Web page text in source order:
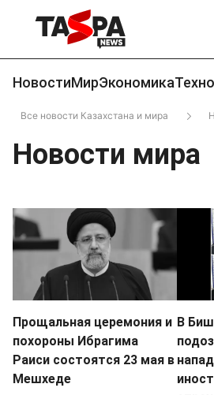
НовостиМирЭкономикаТехно
Все новости Казахстана и мира
Новости мира
Прощальная церемония и
похороны Ибрагима
Раиси состоятся 23 мая в
Мешхеде
В